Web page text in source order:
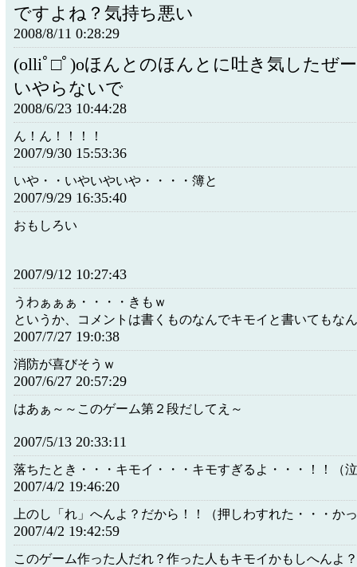
ですよね？気持ち悪い
2008/8/11 0:28:29
(olliﾟ□ﾟ)oほんとのほんとに吐き気したぜ
いやらないで
2008/6/23 10:44:28
ん！ん！！！！
2007/9/30 15:53:36
いや・・いやいやいや・・・・簿と
2007/9/29 16:35:40
おもしろい
2007/9/12 10:27:43
うわぁぁぁ・・・・きもｗ
というか、コメントは書くものなんでキモイと書いてもな
2007/7/27 19:0:38
消防が喜びそうｗ
2007/6/27 20:57:29
はあぁ～～このゲーム第２段だしてえ～
2007/5/13 20:33:11
落ちたとき・・・キモイ・・・キモすぎるよ・・・！！（
2007/4/2 19:46:20
上のし「れ」へんよ？だから！！（押しわすれた・・・か
2007/4/2 19:42:59
このゲーム作った人だれ？作った人もキモイかもしへんよ？